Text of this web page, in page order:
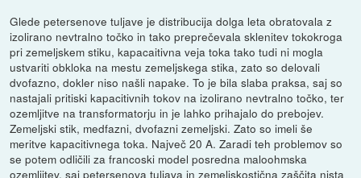
Glede petersenove tuljave je distribucija dolga leta obratovala z
izolirano nevtralno točko in tako preprečevala sklenitev tokokroga
pri zemeljskem stiku, kapacaitivna veja toka tako tudi ni mogla
ustvariti obkloka na mestu zemeljskega stika, zato so delovali
dvofazno, dokler niso našli napake. To je bila slaba praksa, saj so
nastajali pritiski kapacitivnih tokov na izolirano nevtralno točko, ter
ozemljitve na transformatorju in je lahko prihajalo do prebojev.
Zemeljski stik, medfazni, dvofazni zemeljski. Zato so imeli še
meritve kapacitivnega toka. Največ 20 A. Zaradi teh problemov so
se potem odličili za francoski model posredna maloohmska
ozemljitev, saj petersenova tuljava in zemeljskostična zaščita nista